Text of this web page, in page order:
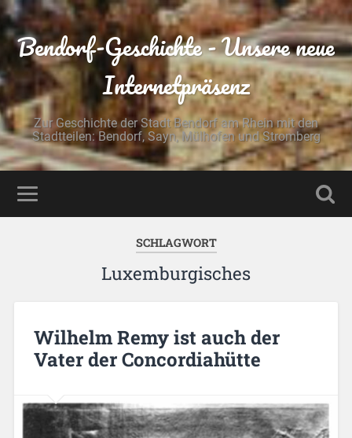
Bendorf-Geschichte - Unsere neue
Internetpräsenz
Zur Geschichte der Stadt Bendorf am Rhein mit den
Stadtteilen: Bendorf, Sayn, Mülhofen und Stromberg
SCHLAGWORT
Luxemburgisches
Wilhelm Remy ist auch der
Vater der Concordiahütte